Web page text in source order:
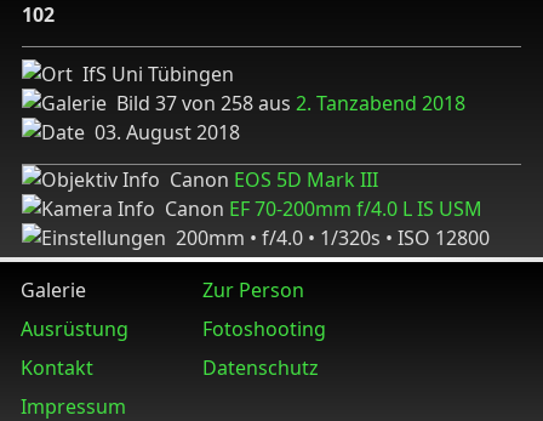
102
IfS Uni Tübingen
Bild 37 von 258 aus 2. Tanzabend 2018
03. August 2018
Canon EOS 5D Mark III
Canon EF 70-200mm f/4.0 L IS USM
200mm • f/4.0 • 1/320s • ISO 12800
Galerie
Zur Person
Ausrüstung
Fotoshooting
Kontakt
Datenschutz
Impressum